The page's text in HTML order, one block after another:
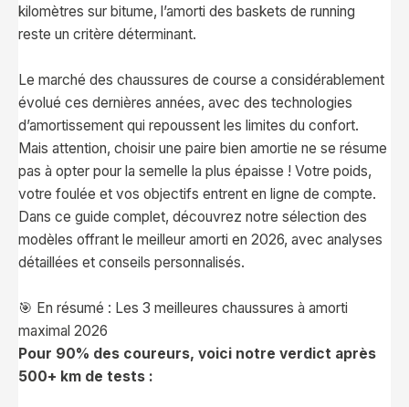
kilomètres sur bitume, l’amorti des baskets de running
reste un critère déterminant.
Le marché des chaussures de course a considérablement
évolué ces dernières années, avec des technologies
d’amortissement qui repoussent les limites du confort.
Mais attention, choisir une paire bien amortie ne se résume
pas à opter pour la semelle la plus épaisse ! Votre poids,
votre foulée et vos objectifs entrent en ligne de compte.
Dans ce guide complet, découvrez notre sélection des
modèles offrant le meilleur amorti en 2026, avec analyses
détaillées et conseils personnalisés.
🎯 En résumé : Les 3 meilleures chaussures à amorti
maximal 2026
Pour 90% des coureurs, voici notre verdict après
500+ km de tests :